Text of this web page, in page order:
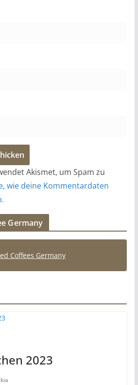
Akismet, um Spam zu
wie deine Kommentardaten
Germany
Coffees Germany
2023